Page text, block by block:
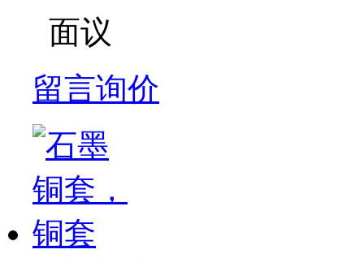
面议
留言询价